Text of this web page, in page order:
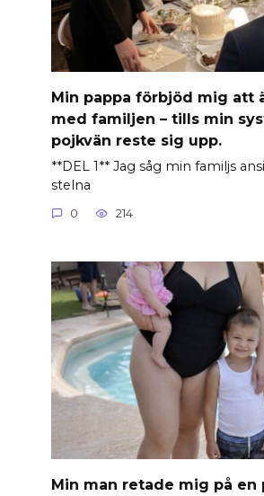
Min pappa förbjöd mig att
med familjen – tills min
pojkvän reste sig upp.
**DEL 1** Jag såg min familjs
stelna
0 214
Min man retade mig på en